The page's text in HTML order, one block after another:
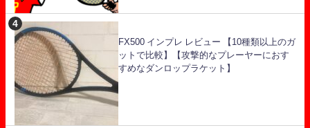
FX500 インプレ レビュー 【10種類以上のガ
ットで比較】【攻撃的なプレーヤーにおす
すめなダンロップラケット】